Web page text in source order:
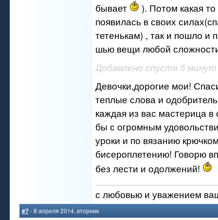
бывает
). Потом какая
появилась в своих
тетенькам) , так и пошло и
шью вещи любой
Добавлено спустя 5 минут
Девочки,дорогие мои!
теплые слова и
каждая из вас мастерица
бы с огромным
уроки и по вязанию
бисероплетению! Говорю
без лести и одолжений!
с любовью и уважением
#7- 8 апреля 2014, вторник